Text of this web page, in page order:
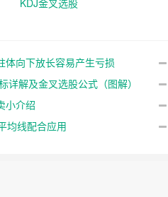
KDJ金叉选股
体向下放长容易产生亏损
详解及金叉选股公式（图解）
小介绍
均线配合应用